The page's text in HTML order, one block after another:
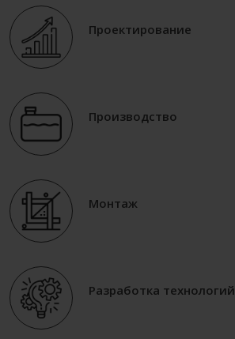
Проектирование
Производство
Монтаж
Разработка технологий